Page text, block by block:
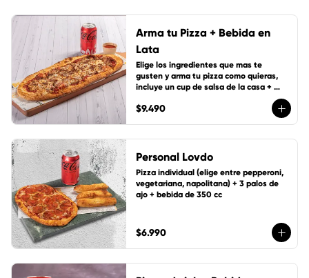
Arma tu Pizza + Bebida en
Lata
Elige los ingredientes que mas te
gusten y arma tu pizza como quieras,
incluye un cup de salsa de la casa +
$9.490
Personal Lovdo
Pizza individual (elige entre pepperoni,
vegetariana, napolitana) + 3 palos de
ajo + bebida de 350 cc
$6.990